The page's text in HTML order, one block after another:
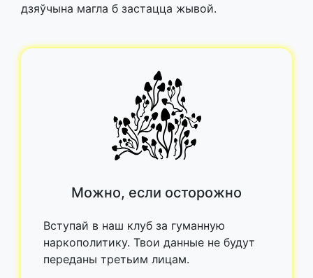
дзяўчына магла б застацца жывой.
Можно, если осторожно
Вступай в наш клуб за гуманную
наркополитику. Твои данные не будут
переданы третьим лицам.